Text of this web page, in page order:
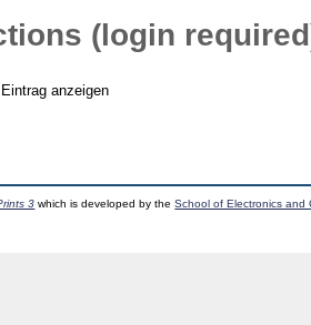
(login
Eintrag anzeigen
3 which is developed by theSchool of Electronics and